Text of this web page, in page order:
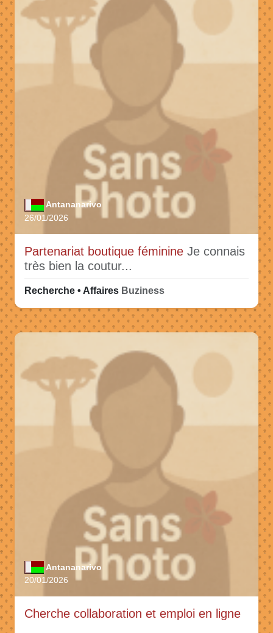
Antananarivo
26/01/2026
Partenariat boutique féminine Je connais
très bien la coutur...
Recherche • Affaires Buziness
Antananarivo
20/01/2026
Cherche collaboration et emploi en ligne